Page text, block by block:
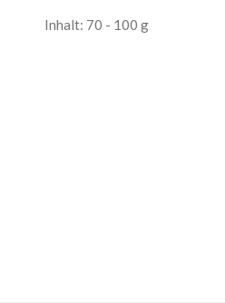
Inhalt: 70 - 100 g